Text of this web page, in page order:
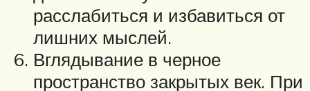
расслабиться и избавиться от
лишних мыслей.
Вглядывание в черное
пространство закрытых век. При